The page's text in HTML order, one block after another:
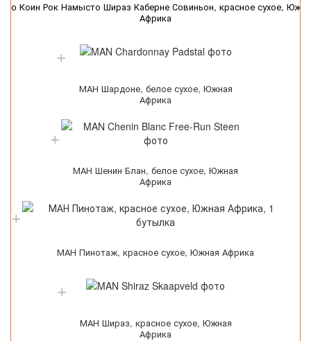
Коин Рок Намысто Шираз Каберне Совиньон, красное сухое,
Африка
МАН Шардоне, белое сухое, Южная
Африка
МАН Шенин Блан, белое сухое, Южная
Африка
МАН Пинотаж, красное сухое, Южная Африка
МАН Шираз, красное сухое, Южная
Африка